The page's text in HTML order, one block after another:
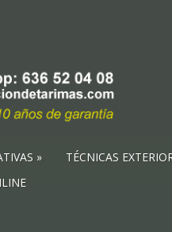
TÉCNICAS